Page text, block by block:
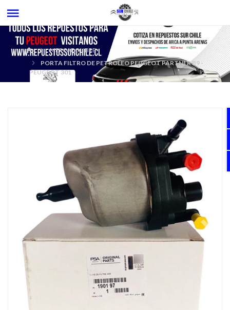
MERCADOLIBRE
PORTA FILTRO DE PETROLEO PEUGEOT PARTNER B9 -
PEUGEOT 301
Previous Next